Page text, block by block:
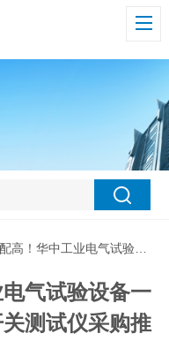
电气试验设备一站式采购｜有载分接开关测试仪采购推荐
气试验设备一
测试仪采购推